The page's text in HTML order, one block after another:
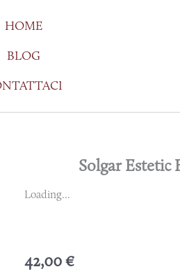
al
contenuto
HOME
BLOG
Solgar Estetic
Loading...
42,00€